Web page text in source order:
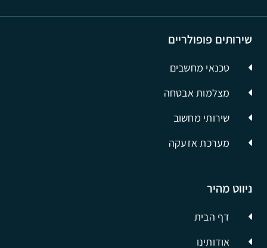
ניווט מהיר
דף הבית
אודותינו
שירותים פופולריים
טכנאי מחשבים
מצלמות אבטחה
שירותי מחשוב
מערכת אזעקה